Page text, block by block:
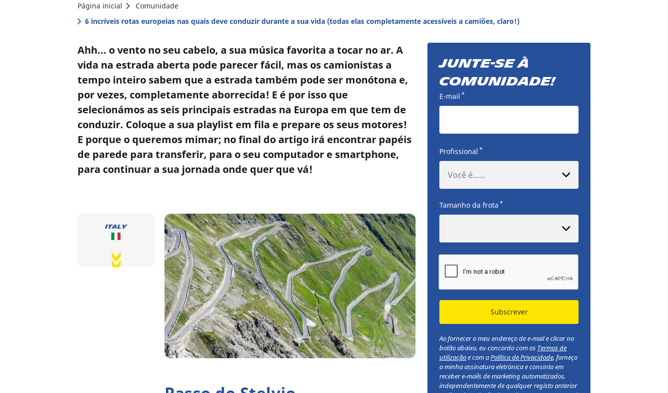
Página inicial
Comunidade
6 incríveis rotas europeias nas quais deve conduzir durante a sua vida (todas elas completamente acessíveis a camiões, claro!)
Ahh... o vento no seu cabelo, a sua música favorita a tocar no ar. A
vida na estrada aberta pode parecer fácil, mas os camionistas a
tempo inteiro sabem que a estrada também pode ser monótona e,
por vezes, completamente aborrecida! E é por isso que
selecionámos as seis principais estradas na Europa em que tem de
conduzir. Coloque a sua playlist em fila e prepare os seus motores!
E porque o queremos mimar; no final do artigo irá encontrar papéis
de parede para transferir, para o seu computador e smartphone,
para continuar a sua jornada onde quer que vá!
Junte-se à
comunidade!
E-mail *
Profissional *
Você é……
Tamanho da frota *
Subscrever
Ao fornecer o meu endereço de e-mail e clicar no
botão abaixo, eu concordo com os Termos de
utilizaçãoe com aPolítica de Privacidade, forneço
a minha assinatura eletrónica e consinto em
receber e-mails de marketing automatizados,
independentemente de qualquer registo anterior